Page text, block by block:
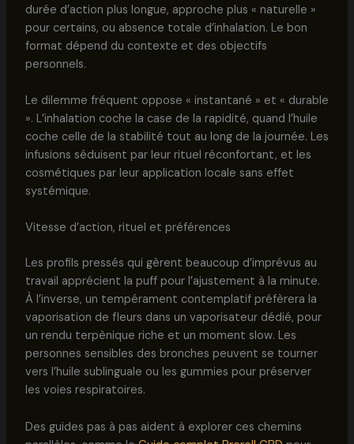
durée d’action plus longue, approche plus « naturelle »
pour certains, ou absence totale d’inhalation. Le bon
format dépend du contexte et des objectifs
personnels.
Le dilemme fréquent oppose « instantané » et « durable
». L’inhalation coche la case de la rapidité, quand l’huile
coche celle de la stabilité tout au long de la journée. Les
infusions séduisent par leur rituel réconfortant, et les
cosmétiques par leur application locale sans effet
systémique.
Vitesse d’action, rituel et préférences
Les profils pressés qui gèrent beaucoup d’imprévus au
travail apprécient la puff pour l’ajustement à la minute.
À l’inverse, un tempérament contemplatif préfèrera la
vaporisation de fleurs dans un vaporisateur dédié, pour
un rendu terpènique riche et un moment slow. Les
personnes sensibles des bronches peuvent se tourner
vers l’huile sublinguale ou les gummies pour préserver
les voies respiratoires.
Des guides pas à pas aident à explorer ces chemins